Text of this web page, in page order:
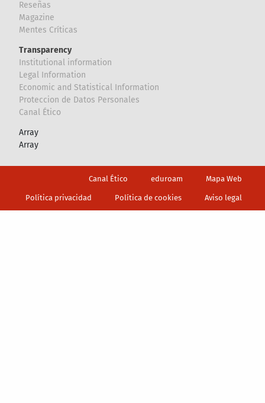
Reseñas
Magazine
Mentes Críticas
Transparency
Institutional information
Legal Information
Economic and Statistical Information
Proteccion de Datos Personales
Canal Ético
Array
Array
Canal Ético eduroam Mapa Web
Política privacidad Política de cookies Aviso legal